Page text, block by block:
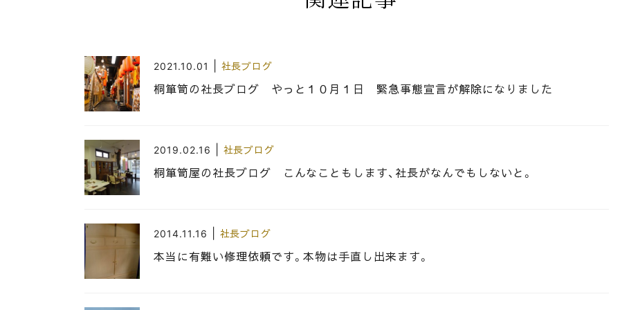
2021.10.01 社長ブログ
桐箪笥の社長ブログ やっと１０月１日 緊急事態宣言が解除になりました
2019.02.16 社長ブログ
桐箪笥屋の社長ブログ こんなこともします、社長がなんでもしないと。
2014.11.16 社長ブログ
本当に有難い修理依頼です。本物は手直し出来ます。